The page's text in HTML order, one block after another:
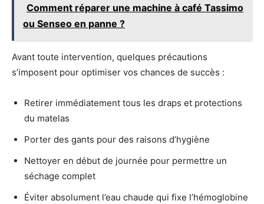
Comment réparer une machine à café Tassimo
ou Senseo en panne ?
Avant toute intervention, quelques précautions
s’imposent pour optimiser vos chances de succès :
Retirer immédiatement tous les draps et protections
du matelas
Porter des gants pour des raisons d’hygiène
Nettoyer en début de journée pour permettre un
séchage complet
Éviter absolument l’eau chaude qui fixe l’hémoglobine